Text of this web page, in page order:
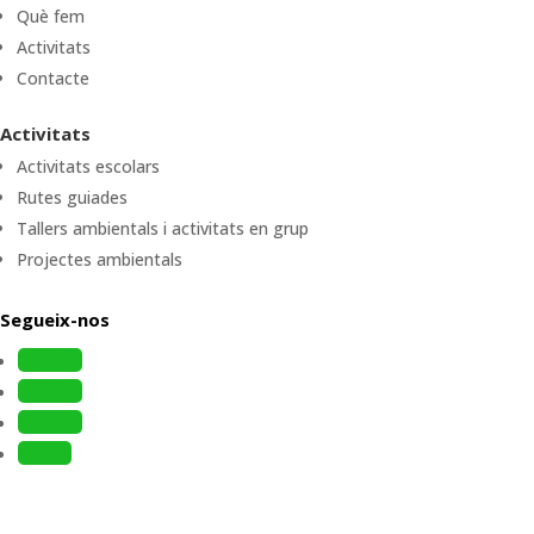
Què fem
Activitats
Contacte
Activitats
Activitats escolars
Rutes guiades
Tallers ambientals i activitats en grup
Projectes ambientals
Segueix-nos
Follow
Follow
Follow
Follow